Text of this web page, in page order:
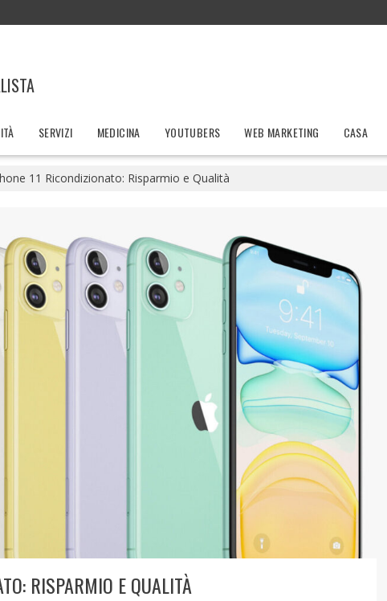
SERVIZI MEDICINA YOUTUBERS WEB MARKETING CASA
11 Ricondizionato: Risparmio e Qualità
RISPARMIO E QUALITÀ